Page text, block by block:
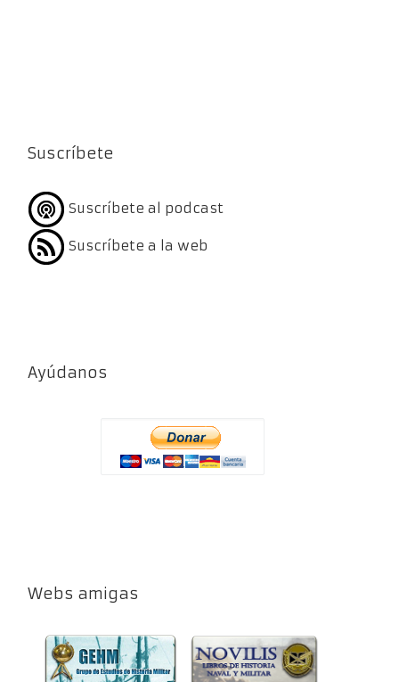
Suscríbete
Suscríbete al podcast
Suscríbete a la web
Ayúdanos
Webs amigas